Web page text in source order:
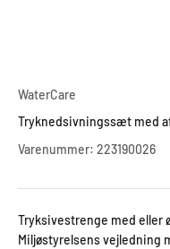
WaterCare
Tryknedsivningssæt med
Varenummer: 223190026
Tryksivestrenge med
Miljøstyrelsens vejledning